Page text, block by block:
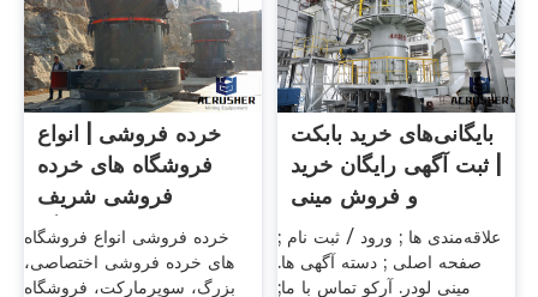
خرده فروشی | انواع
فروشگاه های خرده
فروشی شریف
مارکتینگ
خرده فروشی انواع فروشگاه
های خرده فروشی اختصاصی،
بزرگ، سوپرمارکت، فروشگاه
بایگانی‌های خرید بابکت
| ثبت آگهی رایگان خرید
و فروش مینی
علاقه‌مندی ها ; ورود / ثبت نام ;
صفحه اصلی ; دسته آگهی ها.
مینی لودر. آرکو تماس با ما;